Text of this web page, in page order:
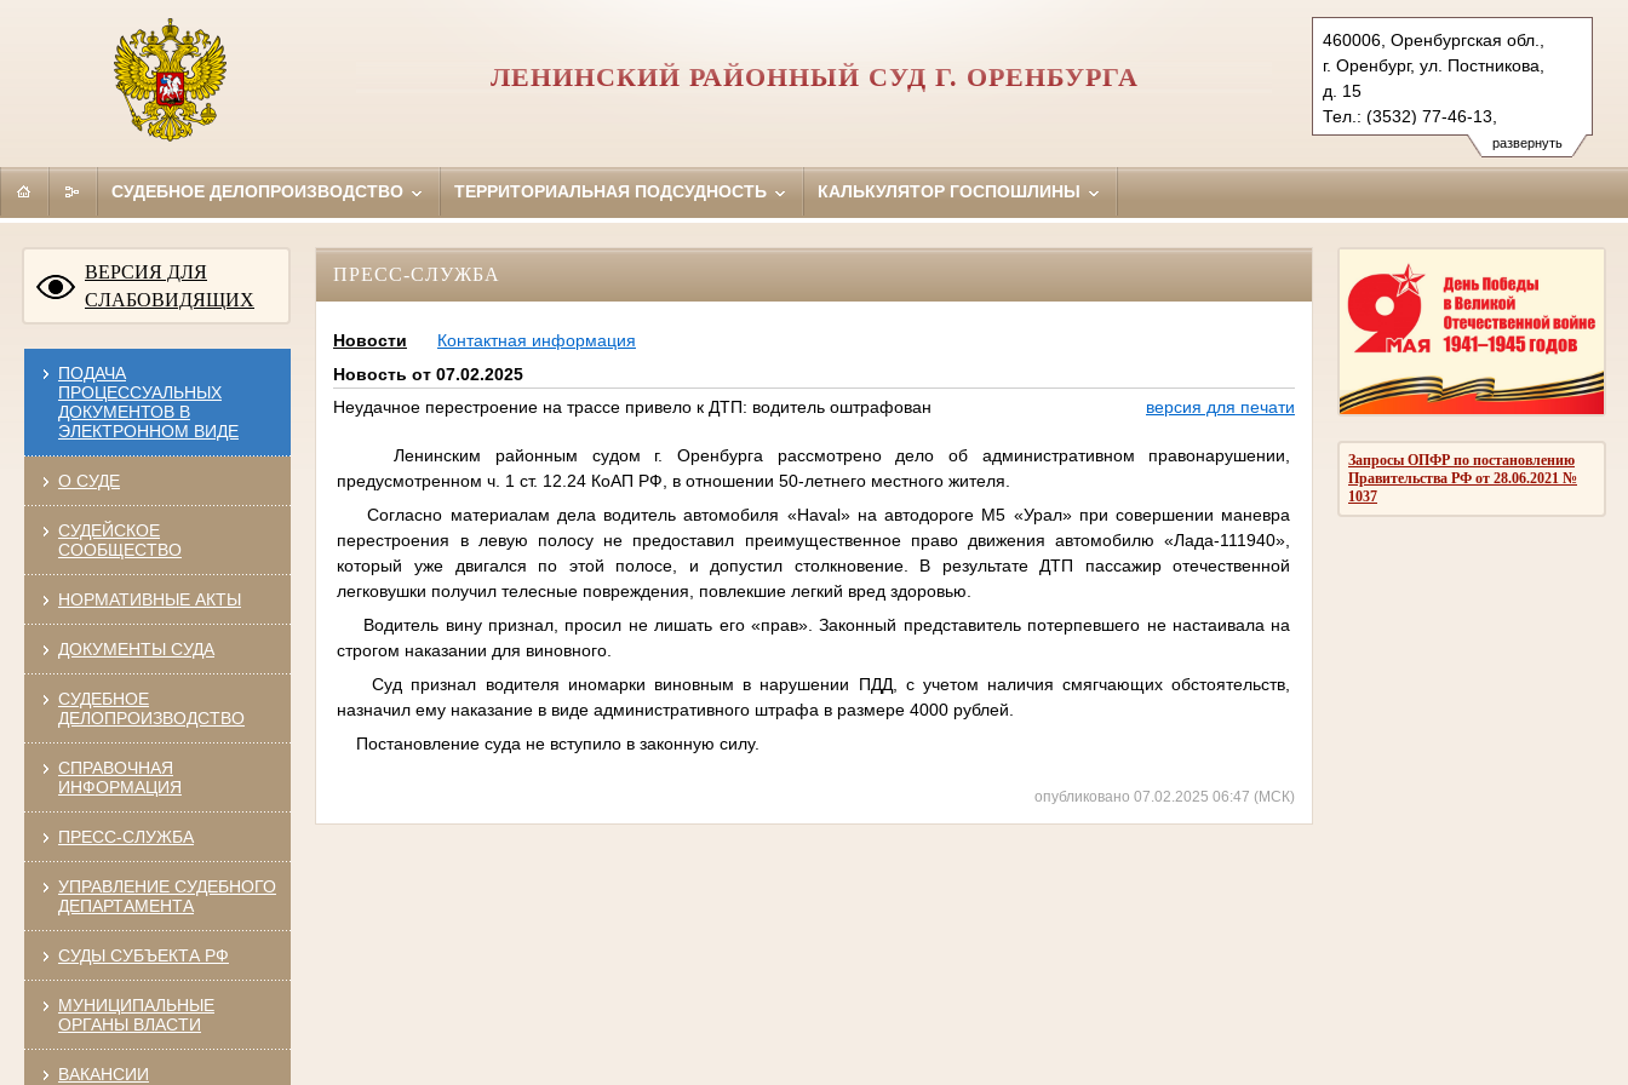
развернуть
460006, Оренбургская обл.,
г. Оренбург, ул. Постникова,
д. 15
Тел.: (3532) 77-46-13,
(3532) 77-47-30, (3532) 77-45-
90 (ф.)
ЛЕНИНСКИЙ РАЙОННЫЙ СУД Г. ОРЕНБУРГА
СУДЕБНОЕ ДЕЛОПРОИЗВОДСТВО ТЕРРИТОРИАЛЬНАЯ ПОДСУДНОСТЬ КАЛЬКУЛЯТОР ГОСПОШЛИНЫ
ВЕРСИЯ ДЛЯ
СЛАБОВИДЯЩИХ
ПОДАЧА
ПРОЦЕССУАЛЬНЫХ
ДОКУМЕНТОВ В
ЭЛЕКТРОННОМ ВИДЕ
О СУДЕ
СУДЕЙСКОЕ
СООБЩЕСТВО
НОРМАТИВНЫЕ АКТЫ
ДОКУМЕНТЫ СУДА
СУДЕБНОЕ
ДЕЛОПРОИЗВОДСТВО
СПРАВОЧНАЯ
ИНФОРМАЦИЯ
ПРЕСС-СЛУЖБА
УПРАВЛЕНИЕ СУДЕБНОГО
ДЕПАРТАМЕНТА
СУДЫ СУБЪЕКТА РФ
МУНИЦИПАЛЬНЫЕ
ОРГАНЫ ВЛАСТИ
ВАКАНСИИ
Запросы ОПФР по постановлению
Правительства РФ от 28.06.2021 №
1037
ПРЕСС-СЛУЖБА
Новости
Контактная информация
Новость от 07.02.2025
Неудачное перестроение на трассе привело к ДТП: водитель оштрафован
версия для печати
Ленинским районным судом г. Оренбурга рассмотрено дело об административном правонарушении,
предусмотренном ч. 1 ст. 12.24 КоАП РФ, в отношении 50-летнего местного жителя.
Согласно материалам дела водитель автомобиля «Haval» на автодороге М5 «Урал» при совершении маневра
перестроения в левую полосу не предоставил преимущественное право движения автомобилю «Лада-111940»,
который уже двигался по этой полосе, и допустил столкновение. В результате ДТП пассажир отечественной
легковушки получил телесные повреждения, повлекшие легкий вред здоровью.
Водитель вину признал, просил не лишать его «прав». Законный представитель потерпевшего не настаивала на
строгом наказании для виновного.
Суд признал водителя иномарки виновным в нарушении ПДД, с учетом наличия смягчающих обстоятельств,
назначил ему наказание в виде административного штрафа в размере 4000 рублей.
Постановление суда не вступило в законную силу.
опубликовано 07.02.2025 06:47 (МСК)